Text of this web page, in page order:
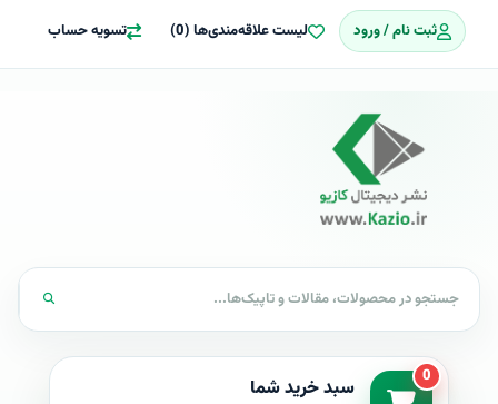
ثبت نام / ورود لیست علاقه‌مندی‌ها (0) تسویه حساب
0 سبد خرید شما